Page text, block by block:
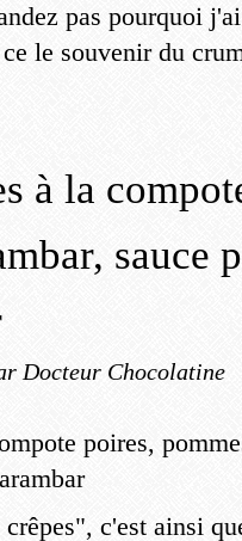
pas pourquoi
le souvenir du
à la
sauce
Docteur Chocolatine
c'est ainsi